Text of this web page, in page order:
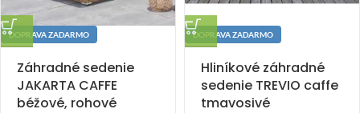
DOPRAVA ZADARMO
Záhradné sedenie
JAKARTA CAFFE
béžové, rohové
DOPRAVA ZADARMO
Hliníkové záhradné
sedenie TREVIO caffe
tmavosivé